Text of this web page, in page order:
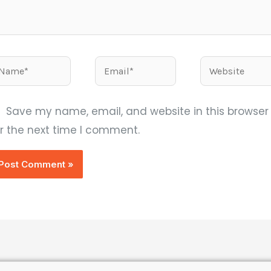
Email* Website
Save my name, email, and website in this browser
the next time I comment.